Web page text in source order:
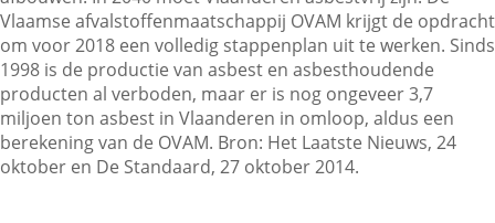
Contactgegevens
Zoeken
Vlaamse afvalstoffenmaatschappij OVAM krijgt de opdracht
om voor 2018 een volledig stappenplan uit te werken. Sinds
1998 is de productie van asbest en asbesthoudende
producten al verboden, maar er is nog ongeveer 3,7
miljoen ton asbest in Vlaanderen in omloop, aldus een
berekening van de OVAM. Bron: Het Laatste Nieuws, 24
oktober en De Standaard, 27 oktober 2014.